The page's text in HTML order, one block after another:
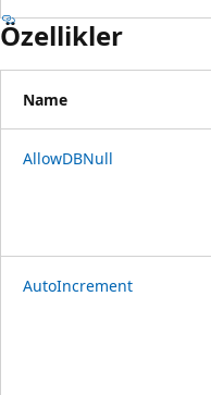
Özellikler
Name
AllowDBNull
AutoIncrement